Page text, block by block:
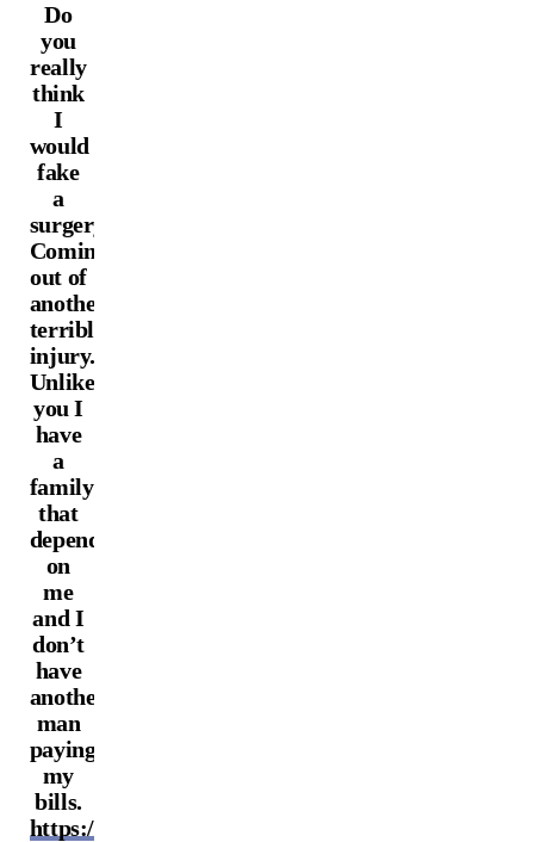
Do
you
really
think
I
would
fake
a
surgery?
Coming
out of
another
terrible
injury.
Unlike
you I
have
a
family
that
depends
on
me
and I
don’t
have
another
man
paying
my
bills.
https://t.co/PDvQ2rhZsq